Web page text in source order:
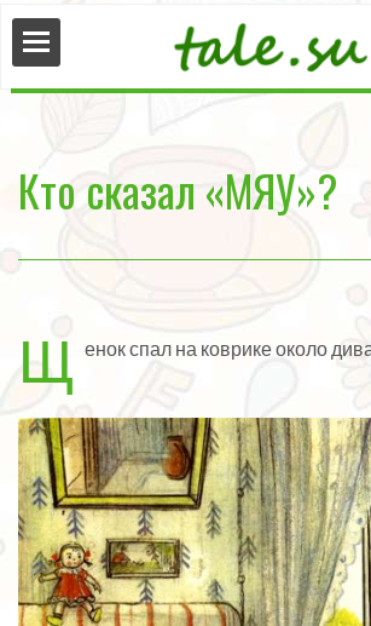
Кто сказал «МЯУ»?
Щ енок спал на коврике около